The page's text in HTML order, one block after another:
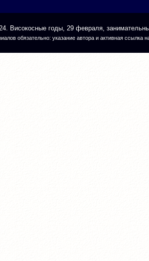
Високосные годы, 29 февраля,
обязательно: указание автора и активная ссылка